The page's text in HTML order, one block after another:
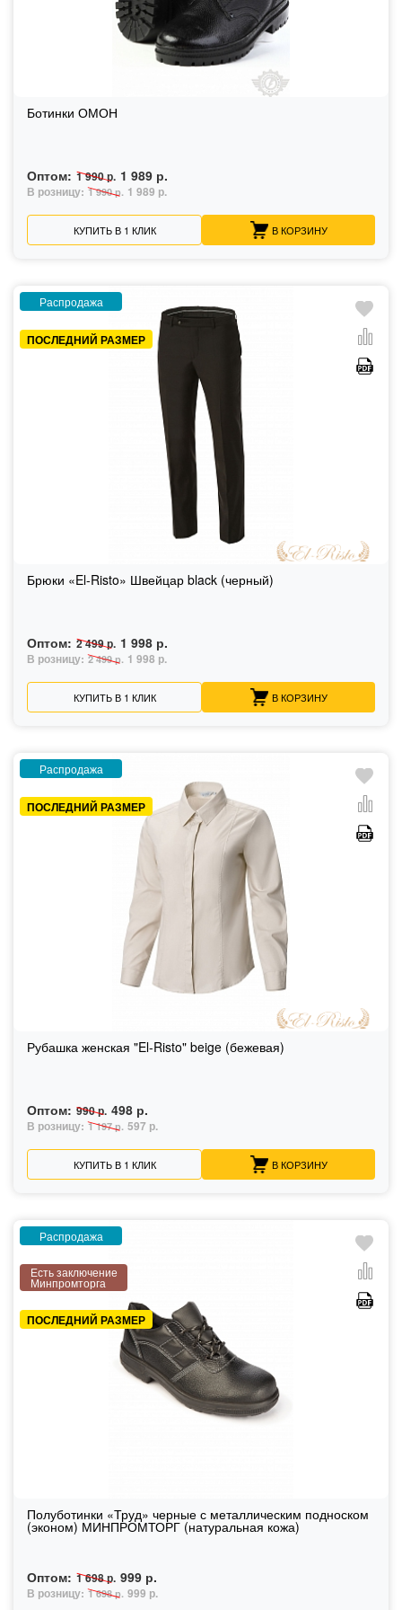
Ботинки ОМОН
Оптом: 1 990 р. 1 989 р.
В розницу: 1 990 р. 1 989 р.
КУПИТЬ В 1 КЛИК В КОРЗИНУ
Распродажа
ПОСЛЕДНИЙ РАЗМЕР
Брюки «El-Risto» Швейцар black (черный)
Оптом: 2 499 р. 1 998 р.
В розницу: 2 499 р. 1 998 р.
КУПИТЬ В 1 КЛИК В КОРЗИНУ
Распродажа
ПОСЛЕДНИЙ РАЗМЕР
Рубашка женская "El-Risto" beige (бежевая)
Оптом: 990 р. 498 р.
В розницу: 1 197 р. 597 р.
КУПИТЬ В 1 КЛИК В КОРЗИНУ
Распродажа
Есть заключение
Минпромторга
ПОСЛЕДНИЙ РАЗМЕР
Полуботинки «Труд» черные с металлическим подноском
(эконом) МИНПРОМТОРГ (натуральная кожа)
Оптом: 1 698 р. 999 р.
В розницу: 1 698 р. 999 р.